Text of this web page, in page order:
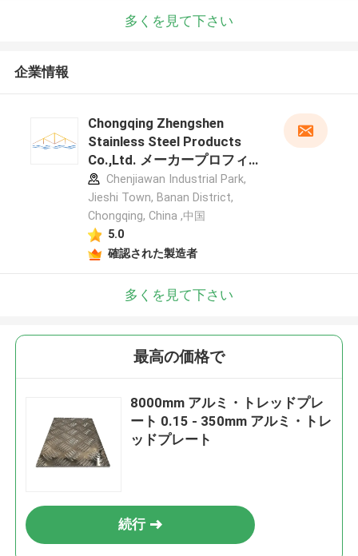
多くを見て下さい
企業情報
Chongqing Zhengshen
Stainless Steel Products
Co.,Ltd. メーカープロフィー
ル Chenjiawan Industrial Park,
Jieshi Town, Banan District,
Chongqing, China ,中国
5.0
確認された製造者
多くを見て下さい
最高の価格で
8000mm アルミ・トレッドプレ
ート 0.15 - 350mm アルミ・トレ
ッドプレート
続行